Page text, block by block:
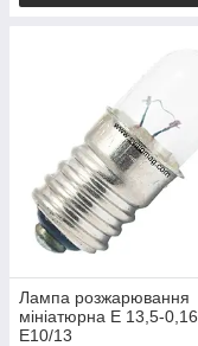
Лампа розжарювання
мініатюрна Е 13,5-0,16
Е10/13